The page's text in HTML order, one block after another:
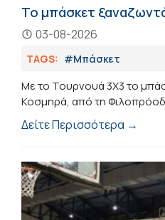
Το μπάσκετ
03-08-2026
TAGS: #Μπάσκετ
Με το Τουρνουά 3Χ3 το
Κοσμηρά, από τη
Δείτε Περισσότερα →